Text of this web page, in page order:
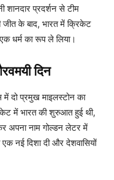
शानदार प्रदर्शन से टीम
जीत के बाद, भारत में क्रिकेट
धर्म का रूप ले लिया।
दिन
दो प्रमुख माइलस्टोन का
में भारत की शुरुआत हुई थी,
अपना नाम गोल्डन लेटर में
नई दिशा दी और देशवासियों